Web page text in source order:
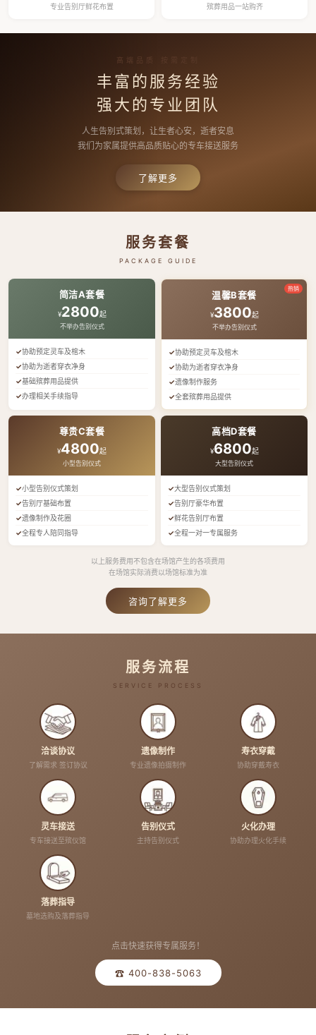
专业告别厅鲜花布置 殡葬用品一站购齐
高端品质 按需定制
丰富的服务经验
强大的专业团队
人生告别式策划，让生者心安，逝者安息
我们为家属提供高品质贴心的专车接送服务
了解更多
服务套餐
PACKAGE GUIDE
简洁A套餐
¥2800起
不举办告别仪式
协助预定灵车及棺木
协助为逝者穿衣净身
基础殡葬用品提供
办理相关手续指导
热销
温馨B套餐
¥3800起
不举办告别仪式
协助预定灵车及棺木
协助为逝者穿衣净身
遗像制作服务
全套殡葬用品提供
尊贵C套餐
¥4800起
小型告别仪式
小型告别仪式策划
告别厅基础布置
遗像制作及花圈
全程专人陪同指导
高档D套餐
¥6800起
大型告别仪式
大型告别仪式策划
告别厅豪华布置
鲜花告别厅布置
全程一对一专属服务
以上服务费用不包含在场馆产生的各项费用
在场馆实际消费以场馆标准为准
咨询了解更多
服务流程
SERVICE PROCESS
洽谈协议
了解需求 签订协议
遗像制作
专业遗像拍摄制作
寿衣穿戴
协助穿戴寿衣
灵车接送
专车接送至殡仪馆
告别仪式
主持告别仪式
火化办理
协助办理火化手续
落葬指导
墓地选购及落葬指导
点击快速获得专属服务！
☎ 400-838-5063